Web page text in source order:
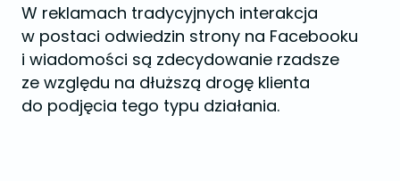
W reklamach tradycyjnych interakcja
w postaci odwiedzin strony na Facebooku
i wiadomości są zdecydowanie rzadsze
ze względu na dłuższą drogę klienta
do podjęcia tego typu działania.